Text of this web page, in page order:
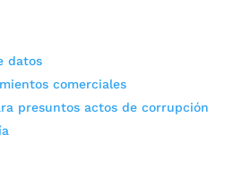
datos
comerciales
presuntos actos de corrupción
Socialización de Resultados
Inclusivos
2025
en la
de la estrategia Territorios